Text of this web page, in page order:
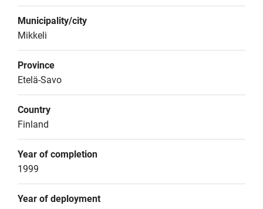
Municipality/city
Mikkeli
Province
Etelä-Savo
Country
Finland
Year of completion
1999
Year of deployment